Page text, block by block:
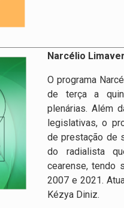
Narcélio
O programa
de terça a
plenárias. Além
legislativas, o
de prestação de
do radialista
cearense, tendo
2007 e 2021.
Kézya Diniz.